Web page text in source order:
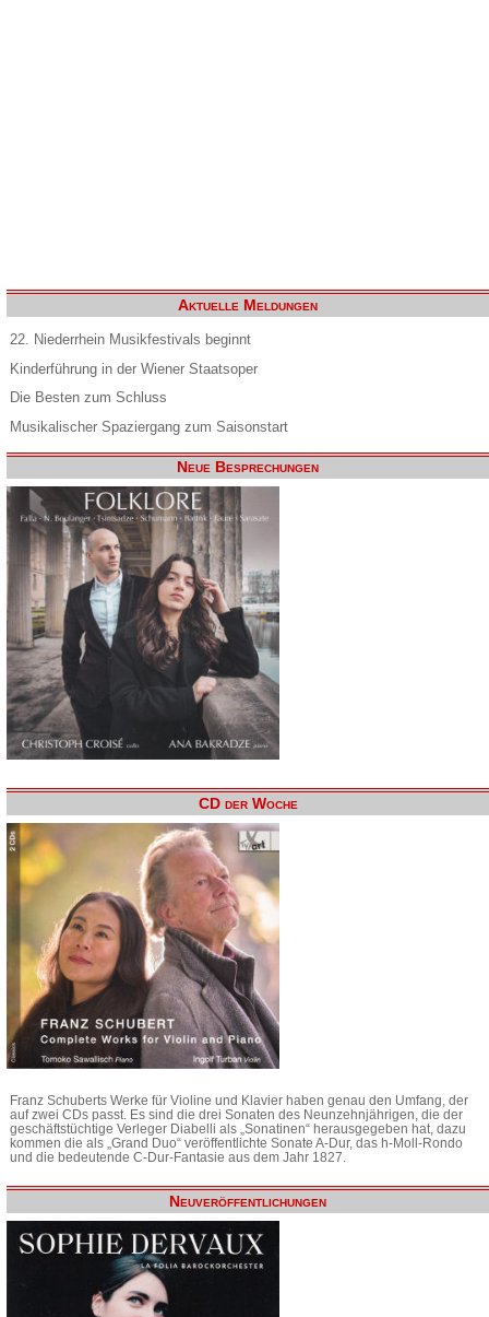
Aktuelle Meldungen
22. Niederrhein Musikfestivals beginnt
Kinderführung in der Wiener Staatsoper
Die Besten zum Schluss
Musikalischer Spaziergang zum Saisonstart
Neue Besprechungen
CD der Woche
Franz Schuberts Werke für Violine und Klavier haben genau den Umfang, der
auf zwei CDs passt. Es sind die drei Sonaten des Neunzehnjährigen, die der
geschäftstüchtige Verleger Diabelli als „Sonatinen“ herausgegeben hat, dazu
kommen die als „Grand Duo“ veröffentlichte Sonate A-Dur, das h-Moll-Rondo
und die bedeutende C-Dur-Fantasie aus dem Jahr 1827.
Neuveröffentlichungen